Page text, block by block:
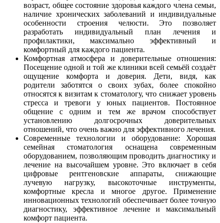
возраст, общее состояние здоровья каждого члена семьи,
наличие хронических заболеваний и индивидуальные
особенности строения челюсти. Это позволяет
разработать индивидуальный план лечения и
профилактики, максимально эффективный и
комфортный для каждого пациента.
Комфортная атмосфера и доверительные отношения:
Посещение одной и той же клиники всей семьёй создаёт
ощущение комфорта и доверия. Дети, видя, как
родители заботятся о своих зубах, более спокойно
относятся к визитам к стоматологу, что снижает уровень
стресса и тревоги у юных пациентов. Постоянное
общение с одним и тем же врачом способствует
установлению долгосрочных доверительных
отношений, что очень важно для эффективного лечения.
Современные технологии и оборудование: Хорошая
семейная стоматология оснащена современным
оборудованием, позволяющим проводить диагностику и
лечение на высочайшем уровне. Это включает в себя
цифровые рентгеновские аппараты, снижающие
лучевую нагрузку, высокоточные инструменты,
комфортные кресла и многое другое. Применение
инновационных технологий обеспечивает более точную
диагностику, эффективное лечение и максимальный
комфорт пациента.